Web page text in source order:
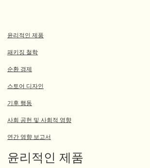
윤리적인 제품
패키징 철학
순환 경제
스토어 디자인
기후 행동
사회 공헌 및 사회적 영향
연간 영향 보고서
윤리적인 제품